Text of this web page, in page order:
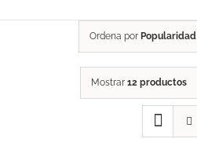
Ordena por Popularidad
Mostrar 12 productos